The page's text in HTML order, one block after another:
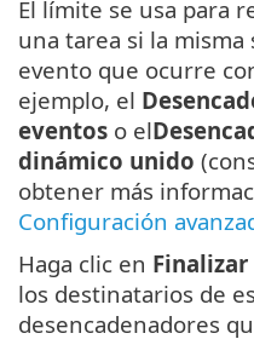
El límite se usa para
una tarea si la
evento que ocurre
ejemplo, el
eventos o el
dinámico unido
obtener más
Configuración
Haga clic en Finalizar
los destinatarios de
desencadenadores